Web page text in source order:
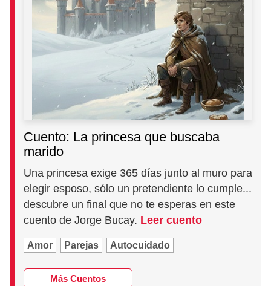
Cuento: La princesa que buscaba
marido
Una princesa exige 365 días junto al muro para
elegir esposo, sólo un pretendiente lo cumple...
descubre un final que no te esperas en este
cuento de Jorge Bucay. Leer cuento
Amor Parejas Autocuidado
Más Cuentos